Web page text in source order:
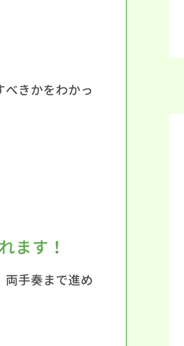
きかをわかっ
ます！
両手奏まで進め